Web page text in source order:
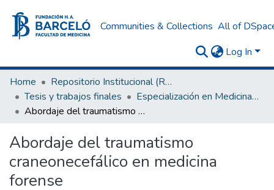
Communities & Collections All of
Log In
Home
Repositorio Institucional (RI) del Instituto Universitario de Ciencias de la Salud Fundación H. A. Barceló
Tesis y trabajos finales
Especialización en Medicina Legal
Abordaje del traumatismo craneonecefálico en medicina forense
Abordaje del traumatismo
craneonecefálico en medicina
forense